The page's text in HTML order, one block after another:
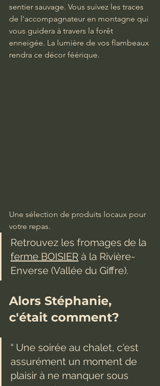
sentier sauvage. Vous suivez les traces
de l'accompagnateur en montagne qui
vous guidera à travers la forêt
enneigée. La lumière de vos flambeaux
rendra ce décor féérique.
Une sélection de produits locaux pour
votre repas.
Retrouvez les fromages de la
ferme BOISIER à la Rivière-
Enverse (Vallée du Giffre).
Alors Stéphanie,
c'était comment?
“ Une soirée au chalet, c'est
assurément un moment de
plaisir à ne manquer sous